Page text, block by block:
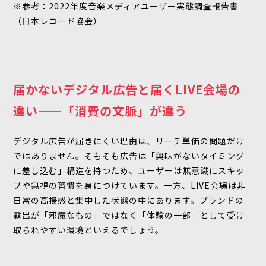
※参考： 2022年度音楽メディアユーザー実態調査報告書
（日本レコード協会）
届かないデジタル広告と届くLIVE会場の
違い——「消費の文脈」が違う
デジタル広告が届きにくい理由は、リーチ単価の問題だけ
ではありません。そもそも広告は「興味がないタイミング
に差し込む」構造を持つため、ユーザーは無意識にスキッ
プや無視の習慣を身につけています。一方、LIVE会場は非
日常の高揚感と集中した状態の中にあります。ブランドの
露出が「邪魔なもの」ではなく「体験の一部」として受け
取られやすい環境といえるでしょう。